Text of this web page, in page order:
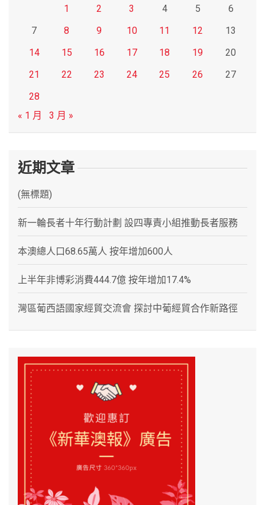
1 2 3 4 5
6
7
8 9 10 11 12
13
14
15 16 17 18 19
20
21
22 23 24 25 26
27
28
« 1 月
3 月 »
近期文章
(無標題)
新一輪長者十年行動計劃 設四專責小組推動長者服務
本澳總人口68.65萬人 按年增加600人
上半年非博彩消費444.7億 按年增加17.4%
灣區葡西語國家經貿交流會 探討中葡經貿合作新路徑